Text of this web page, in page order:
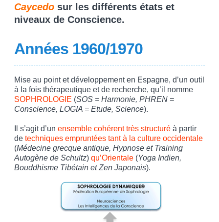
Caycedo sur les différents états et
niveaux de Conscience.
Années 1960/1970
Mise au point et développement en Espagne, d’un outil
à la fois thérapeutique et de recherche, qu’il nomme
SOPHROLOGIE (SOS = Harmonie, PHREN =
Conscience, LOGIA = Etude, Science).
Il s’agit d’un ensemble cohérent très structuré à partir
de techniques empruntées tant à la culture occidentale
(Médecine grecque antique, Hypnose et Training
Autogène de Schultz) qu’Orientale (Yoga Indien,
Bouddhisme Tibétain et Zen Japonais).